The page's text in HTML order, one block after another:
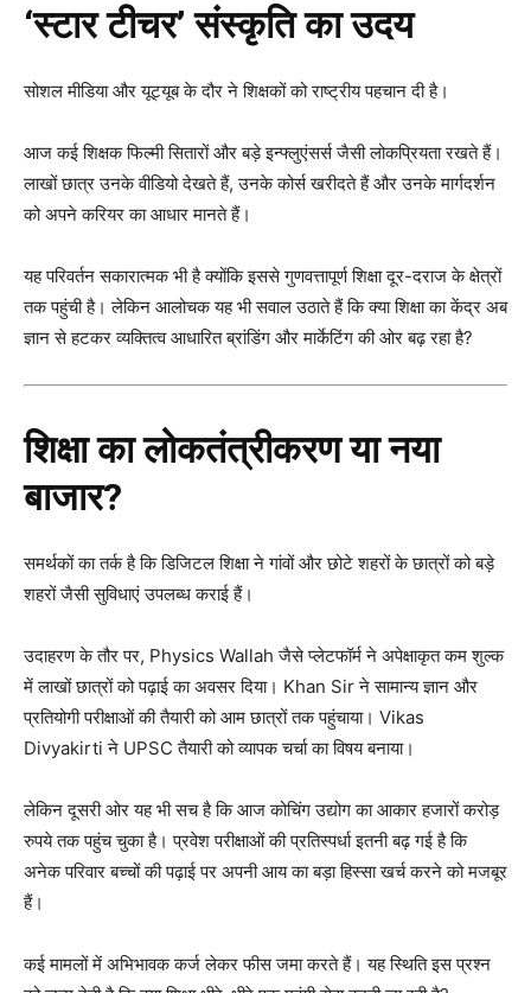
‘स्टार टीचर’ संस्कृति का उदय
सोशल मीडिया और यूट्यूब के दौर ने शिक्षकों को राष्ट्रीय पहचान दी है।
आज कई शिक्षक फिल्मी सितारों और बड़े इन्फ्लुएंसर्स जैसी लोकप्रियता रखते हैं।
लाखों छात्र उनके वीडियो देखते हैं, उनके कोर्स खरीदते हैं और उनके मार्गदर्शन
को अपने करियर का आधार मानते हैं।
यह परिवर्तन सकारात्मक भी है क्योंकि इससे गुणवत्तापूर्ण शिक्षा दूर-दराज के क्षेत्रों
तक पहुंची है। लेकिन आलोचक यह भी सवाल उठाते हैं कि क्या शिक्षा का केंद्र अब
ज्ञान से हटकर व्यक्तित्व आधारित ब्रांडिंग और मार्केटिंग की ओर बढ़ रहा है?
शिक्षा का लोकतंत्रीकरण या नया
बाजार?
समर्थकों का तर्क है कि डिजिटल शिक्षा ने गांवों और छोटे शहरों के छात्रों को बड़े
शहरों जैसी सुविधाएं उपलब्ध कराई हैं।
उदाहरण के तौर पर, Physics Wallah जैसे प्लेटफॉर्म ने अपेक्षाकृत कम शुल्क
में लाखों छात्रों को पढ़ाई का अवसर दिया। Khan Sir ने सामान्य ज्ञान और
प्रतियोगी परीक्षाओं की तैयारी को आम छात्रों तक पहुंचाया। Vikas
Divyakirti ने UPSC तैयारी को व्यापक चर्चा का विषय बनाया।
लेकिन दूसरी ओर यह भी सच है कि आज कोचिंग उद्योग का आकार हजारों करोड़
रुपये तक पहुंच चुका है। प्रवेश परीक्षाओं की प्रतिस्पर्धा इतनी बढ़ गई है कि
अनेक परिवार बच्चों की पढ़ाई पर अपनी आय का बड़ा हिस्सा खर्च करने को मजबूर
हैं।
कई मामलों में अभिभावक कर्ज लेकर फीस जमा करते हैं। यह स्थिति इस प्रश्न